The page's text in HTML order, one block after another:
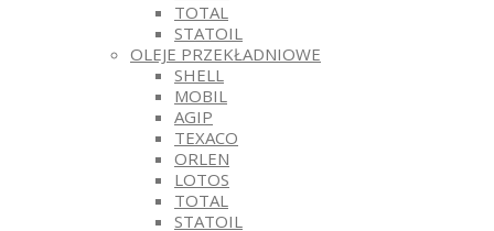
TOTAL
STATOIL
OLEJE PRZEKŁADNIOWE
SHELL
MOBIL
AGIP
TEXACO
ORLEN
LOTOS
TOTAL
STATOIL